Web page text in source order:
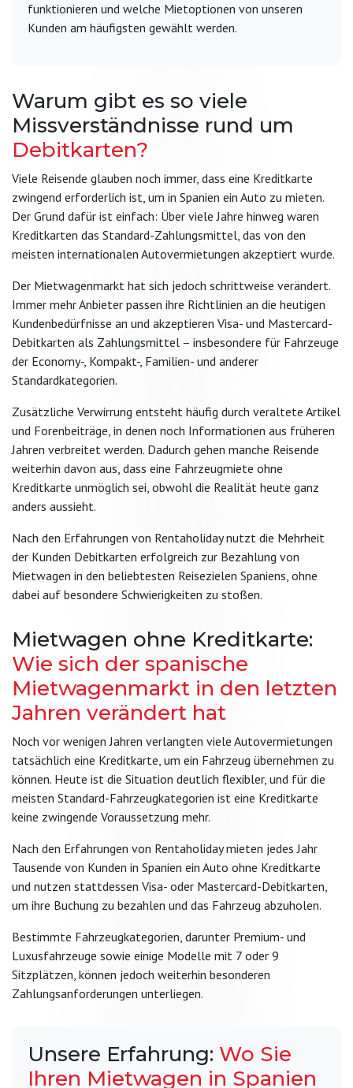
funktionieren und welche Mietoptionen von unseren
Kunden am häufigsten gewählt werden.
Warum gibt es so viele
Missverständnisse rund um
Debitkarten?
Viele Reisende glauben noch immer, dass eine Kreditkarte
zwingend erforderlich ist, um in Spanien ein Auto zu mieten.
Der Grund dafür ist einfach: Über viele Jahre hinweg waren
Kreditkarten das Standard-Zahlungsmittel, das von den
meisten internationalen Autovermietungen akzeptiert wurde.
Der Mietwagenmarkt hat sich jedoch schrittweise verändert.
Immer mehr Anbieter passen ihre Richtlinien an die heutigen
Kundenbedürfnisse an und akzeptieren Visa- und Mastercard-
Debitkarten als Zahlungsmittel – insbesondere für Fahrzeuge
der Economy-, Kompakt-, Familien- und anderer
Standardkategorien.
Zusätzliche Verwirrung entsteht häufig durch veraltete Artikel
und Forenbeiträge, in denen noch Informationen aus früheren
Jahren verbreitet werden. Dadurch gehen manche Reisende
weiterhin davon aus, dass eine Fahrzeugmiete ohne
Kreditkarte unmöglich sei, obwohl die Realität heute ganz
anders aussieht.
Nach den Erfahrungen von Rentaholiday nutzt die Mehrheit
der Kunden Debitkarten erfolgreich zur Bezahlung von
Mietwagen in den beliebtesten Reisezielen Spaniens, ohne
dabei auf besondere Schwierigkeiten zu stoßen.
Mietwagen ohne Kreditkarte:
Wie sich der spanische
Mietwagenmarkt in den letzten
Jahren verändert hat
Noch vor wenigen Jahren verlangten viele Autovermietungen
tatsächlich eine Kreditkarte, um ein Fahrzeug übernehmen zu
können. Heute ist die Situation deutlich flexibler, und für die
meisten Standard-Fahrzeugkategorien ist eine Kreditkarte
keine zwingende Voraussetzung mehr.
Nach den Erfahrungen von Rentaholiday mieten jedes Jahr
Tausende von Kunden in Spanien ein Auto ohne Kreditkarte
und nutzen stattdessen Visa- oder Mastercard-Debitkarten,
um ihre Buchung zu bezahlen und das Fahrzeug abzuholen.
Bestimmte Fahrzeugkategorien, darunter Premium- und
Luxusfahrzeuge sowie einige Modelle mit 7 oder 9
Sitzplätzen, können jedoch weiterhin besonderen
Zahlungsanforderungen unterliegen.
Unsere Erfahrung: Wo Sie
Ihren Mietwagen in Spanien